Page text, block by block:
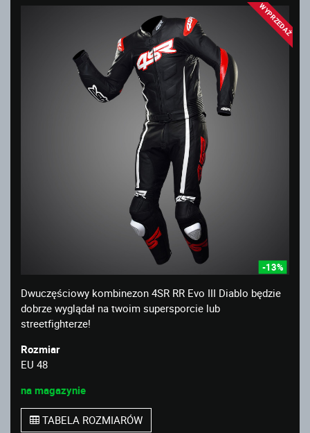
WYPRZEDAŻ
-13%
Dwuczęściowy kombinezon 4SR RR Evo III Diablo będzie
dobrze wyglądał na twoim supersporcie lub
streetfighterze!
Rozmiar
EU 48
na magazynie
TABELA ROZMIARÓW